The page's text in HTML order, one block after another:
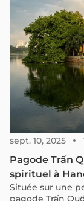
sept. 10, 2025
Pagode Trấn
spirituel à
Située sur une
pagode Trấn